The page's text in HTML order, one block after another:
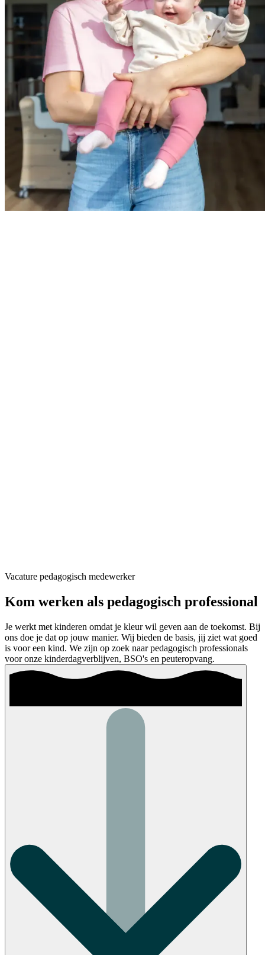
Vacature pedagogisch medewerker
Kom werken als pedagogisch professional
Je werkt met kinderen omdat je kleur wil geven aan de toekomst. Bij
ons doe je dat op jouw manier. Wij bieden de basis, jij ziet wat goed
is voor een kind. We zijn op zoek naar pedagogisch professionals
voor onze kinderdagverblijven, BSO's en peuteropvang.